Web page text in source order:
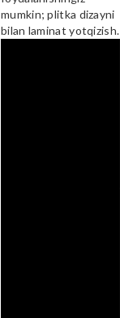
mumkin; plitka dizayni
bilan laminat yotqizish.